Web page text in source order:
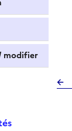
modifier